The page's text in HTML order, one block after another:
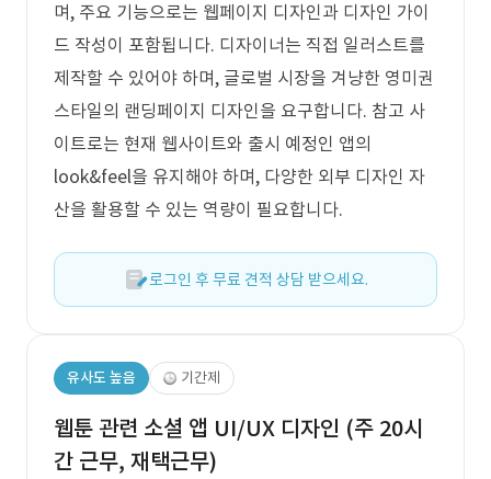
며, 주요 기능으로는 웹페이지 디자인과 디자인 가이
드 작성이 포함됩니다. 디자이너는 직접 일러스트를
제작할 수 있어야 하며, 글로벌 시장을 겨냥한 영미권
스타일의 랜딩페이지 디자인을 요구합니다. 참고 사
이트로는 현재 웹사이트와 출시 예정인 앱의
look&feel을 유지해야 하며, 다양한 외부 디자인 자
산을 활용할 수 있는 역량이 필요합니다.
로그인 후 무료 견적 상담 받으세요.
유사도 높음 기간제
웹툰 관련 소셜 앱 UI/UX 디자인 (주 20시
간 근무, 재택근무)